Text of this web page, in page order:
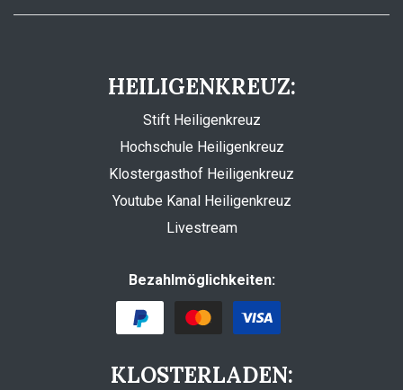
HEILIGENKREUZ:
Stift Heiligenkreuz
Hochschule Heiligenkreuz
Klostergasthof Heiligenkreuz
Youtube Kanal Heiligenkreuz
Livestream
Bezahlmöglichkeiten:
KLOSTERLADEN: